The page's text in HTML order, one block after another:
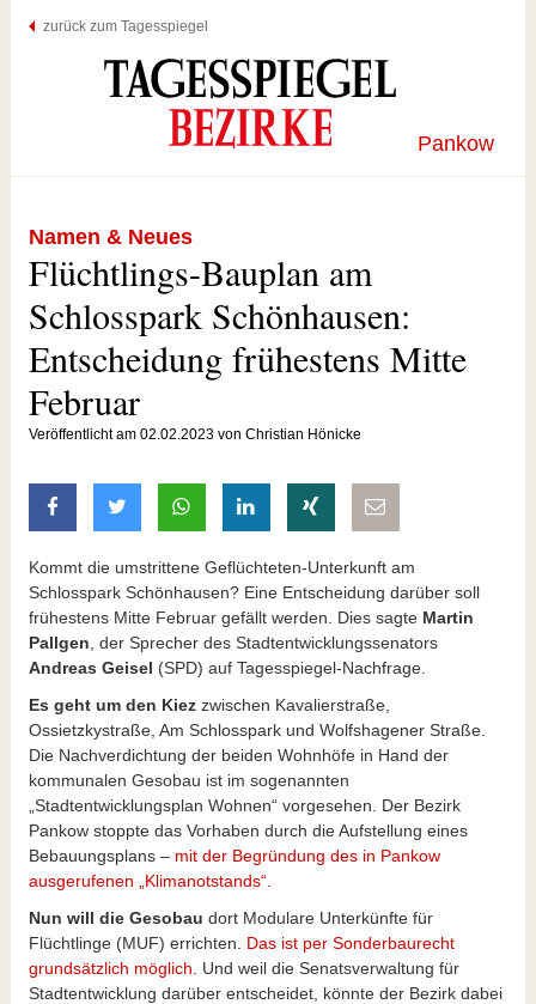
zurück zum Tagesspiegel
Pankow
Namen & Neues
Flüchtlings-Bauplan am
Schlosspark Schönhausen:
Entscheidung frühestens Mitte
Februar
Veröffentlicht am 02.02.2023 von Christian Hönicke
auf Facebook teilen
auf Twitter teilenmit Whatsapp teilen
auf LinkedIn teilen
auf Xing teilen
Kommt die umstrittene Geflüchteten-Unterkunft am
Schlosspark Schönhausen? Eine Entscheidung darüber soll
frühestens Mitte Februar gefällt werden. Dies sagte Martin
Pallgen , der Sprecher des Stadtentwicklungssenators
Andreas Geisel (SPD) auf Tagesspiegel-Nachfrage.
Es geht um den Kiezzwischen Kavalierstraße,
Ossietzkystraße, Am Schlosspark und Wolfshagener Straße.
Die Nachverdichtung der beiden Wohnhöfe in Hand der
kommunalen Gesobau ist im sogenannten
„Stadtentwicklungsplan Wohnen“ vorgesehen. Der Bezirk
Pankow stoppte das Vorhaben durch die Aufstellung eines
Bebauungsplans – mit der Begründung des in Pankow
ausgerufenen „Klimanotstands“.
Nun will die Gesobau dort Modulare Unterkünfte für
Flüchtlinge (MUF) errichten. Das ist per Sonderbaurecht
grundsätzlich möglich.
Und weil die Senatsverwaltung für
Stadtentwicklung darüber entscheidet, könnte der Bezirk dabei